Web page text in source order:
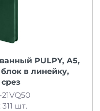
PULPY, А5,
в линейку,
шт.